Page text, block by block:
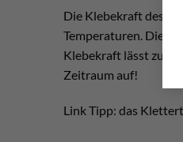
Die Klebekraft des
Temperaturen. Dies
Klebekraft lässt
Zeitraum auf!
Link Tipp: das